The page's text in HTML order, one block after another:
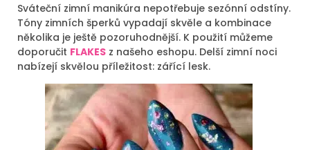
Sváteční zimní manikúra nepotřebuje sezónní odstíny.
Tóny zimních šperků vypadají skvěle a kombinace
několika je ještě pozoruhodnější. K použití můžeme
doporučit FLAKES z našeho eshopu. Delší zimní noci
nabízejí skvělou příležitost: zářící lesk.